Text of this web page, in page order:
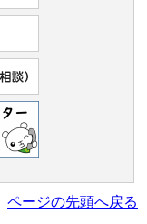
ページの先頭へ戻る